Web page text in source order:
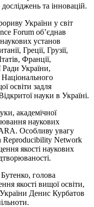
та інновацій.
України у світ
Forum обʼєднав
установ
Греції, Грузії,
Франції,
Ради України,
освіти задля
науки в Україні.
академічної
наукових
Особливу увагу
Reproducibility Network
якості наукових
голова
якості вищої освіти,
Денис Курбатов